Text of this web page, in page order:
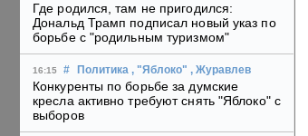
Где родился, там не пригодился:
Дональд Трамп подписал новый указ по
борьбе с "родильным туризмом"
16:15 # Политика , "Яблоко" , Журавлев
Конкуренты по борьбе за думские
кресла активно требуют снять "Яблоко" с
выборов